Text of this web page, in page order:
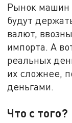
Рынок машин
будут
валют,
импорта. А
реальных
их сложнее,
деньгами.
Что с того?